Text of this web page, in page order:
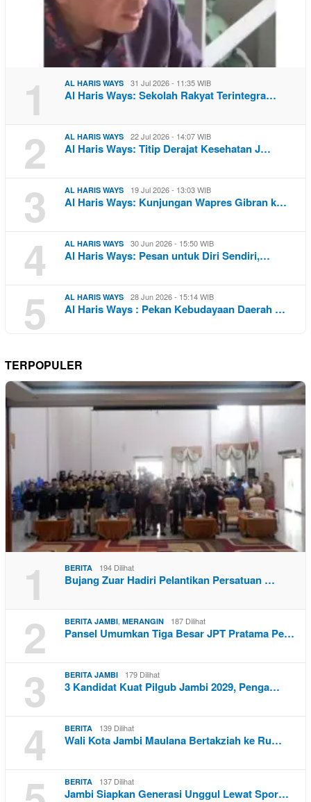
1 AL HARIS WAYS 31 Jul 2026 - 11:35 WIB
Al Haris Ways: Sekolah Rakyat Terintegra…
2 AL HARIS WAYS 22 Jul 2026 - 14:07 WIB
Al Haris Ways: Titip Derajat Kesehatan J…
3 AL HARIS WAYS 19 Jul 2026 - 13:03 WIB
Al Haris Ways: Kunjungan Wapres Gibran k…
4 AL HARIS WAYS 30 Jun 2026 - 15:50 WIB
Al Haris Ways: Pesan untuk Diri Sendiri,…
5 AL HARIS WAYS 28 Jun 2026 - 15:14 WIB
Al Haris Ways : Pekan Kebudayaan Daerah …
TERPOPULER
1 BERITA 194 Dilihat
Bujang Zuar Hadiri Pelantikan Persatuan …
2 BERITA JAMBI, MERANGIN 187 Dilihat
Pansel Umumkan Tiga Besar JPT Pratama Pe…
3 BERITA JAMBI 179 Dilihat
3 Kandidat Kuat Pilgub Jambi 2029, Penga…
4 BERITA 139 Dilihat
Wali Kota Jambi Maulana Bertakziah ke Ru…
BERITA 137 Dilihat
Jambi Siapkan Generasi Unggul Lewat Spor…